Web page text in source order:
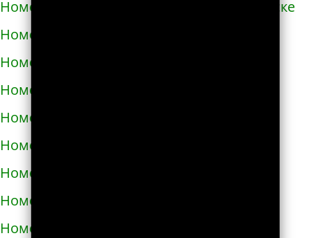
Номера телефонов такси в Южноукраинске
Номера телефонов такси в Яворове
Номера телефонов такси в Яготине
Номера телефонов такси в Абазе
Номера телефонов такси в Абакане
Номера телефонов такси в Абдулино
Номера телефонов такси в Абинске
Номера телефонов такси в Агидели
Номера телефонов такси в Агинском